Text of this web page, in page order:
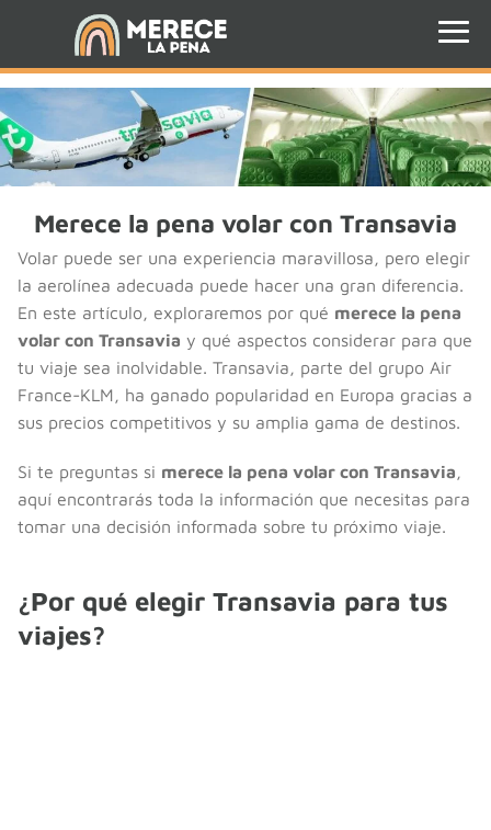
Merece la pena volar con Transavia
Volar puede ser una experiencia maravillosa, pero elegir
la aerolínea adecuada puede hacer una gran diferencia.
En este artículo, exploraremos por qué merece la pena
volar con Transavia y qué aspectos considerar para que
tu viaje sea inolvidable. Transavia, parte del grupo Air
France-KLM, ha ganado popularidad en Europa gracias a
sus precios competitivos y su amplia gama de destinos.
Si te preguntas si merece la pena volar con Transavia,
aquí encontrarás toda la información que necesitas para
tomar una decisión informada sobre tu próximo viaje.
¿Por qué elegir Transavia para tus
viajes?